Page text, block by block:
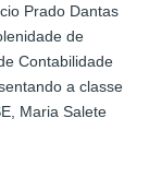
Prado Dantas
de
Contabilidade
a classe
Maria Salete